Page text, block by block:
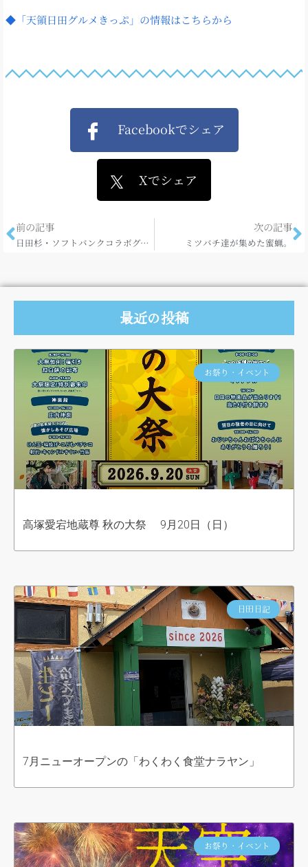
◆「天領日田グルメきっぷ」の情報はこちらから
Facebookでシェア
Xでシェア
前の記事
日田杉・ソフトバンクコラボグッズ
次の記事
ミツバチ達が集めた蜜蝋。
最近の投稿
お祭り・イベント
高塚愛宕地蔵尊 秋の大祭 9月20日（日）
日田日記
7月ニューオープンの「わくわく食堂ナラヤン」
お祭り・イベント